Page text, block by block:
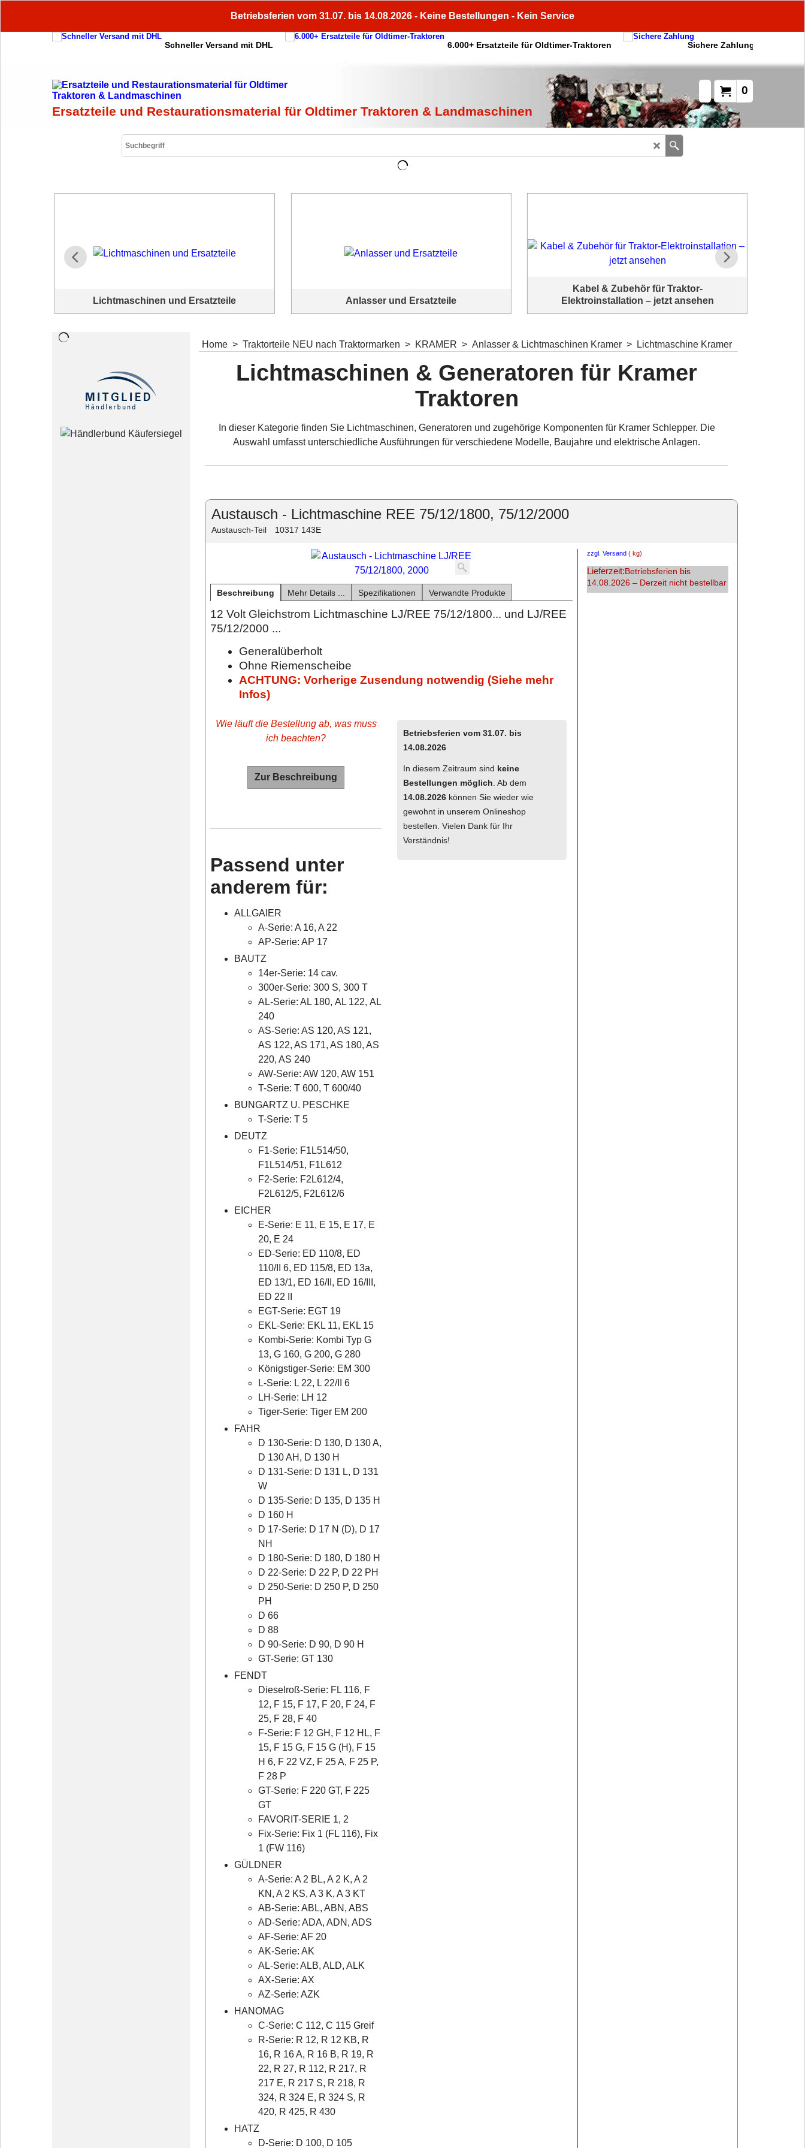
Betriebsferien vom 31.07. bis 14.08.2026 - Keine Bestellungen - Kein Service
Schneller Versand mit DHL 6.000+ Ersatzteile für Oldtimer-Traktoren Sichere Zahlung
0
Ersatzteile und Restaurationsmaterial für Oldtimer Traktoren & Landmaschinen
Lichtmaschinen und Ersatzteile Anlasser und Ersatzteile
Kabel & Zubehör für Traktor-
Elektroinstallation – jetzt ansehen
Home > Traktorteile NEU nach Traktormarken > KRAMER > Anlasser & Lichtmaschinen Kramer > Lichtmaschine Kramer
Lichtmaschinen & Generatoren für Kramer
Traktoren
In dieser Kategorie finden Sie Lichtmaschinen, Generatoren und zugehörige Komponenten für Kramer Schlepper. Die
Auswahl umfasst unterschiedliche Ausführungen für verschiedene Modelle, Baujahre und elektrische Anlagen.
Austausch - Lichtmaschine REE 75/12/1800, 75/12/2000
Austausch-Teil 10317 143E
zzgl. Versand kg
Lieferzeit: Betriebsferien bis
14.08.2026 – Derzeit nicht bestellbar
Beschreibung Mehr Details ... Spezifikationen Verwandte Produkte
12 Volt Gleichstrom Lichtmaschine LJ/REE 75/12/1800... und LJ/REE
75/12/2000 ...
Generalüberholt
Ohne Riemenscheibe
ACHTUNG: Vorherige Zusendung notwendig (Siehe mehr
Infos)
Betriebsferien vom 31.07. bis
14.08.2026
In diesem Zeitraum sind keine
Bestellungen möglich . Ab dem
14.08.2026 können Sie wieder wie
gewohnt in unserem Onlineshop
bestellen. Vielen Dank für Ihr
Verständnis!
Wie läuft die Bestellung ab, was muss
ich beachten?
Zur Beschreibung
Passend unter
anderem für:
ALLGAIER
A-Serie: A 16, A 22
AP-Serie: AP 17
BAUTZ
14er-Serie: 14 cav.
300er-Serie: 300 S, 300 T
AL-Serie: AL 180, AL 122, AL
240
AS-Serie: AS 120, AS 121,
AS 122, AS 171, AS 180, AS
220, AS 240
AW-Serie: AW 120, AW 151
T-Serie: T 600, T 600/40
BUNGARTZ U. PESCHKE
T-Serie: T 5
DEUTZ
F1-Serie: F1L514/50,
F1L514/51, F1L612
F2-Serie: F2L612/4,
F2L612/5, F2L612/6
EICHER
E-Serie: E 11, E 15, E 17, E
20, E 24
ED-Serie: ED 110/8, ED
110/II 6, ED 115/8, ED 13a,
ED 13/1, ED 16/II, ED 16/III,
ED 22 II
EGT-Serie: EGT 19
EKL-Serie: EKL 11, EKL 15
Kombi-Serie: Kombi Typ G
13, G 160, G 200, G 280
Königstiger-Serie: EM 300
L-Serie: L 22, L 22/II 6
LH-Serie: LH 12
Tiger-Serie: Tiger EM 200
FAHR
D 130-Serie: D 130, D 130 A,
D 130 AH, D 130 H
D 131-Serie: D 131 L, D 131
W
D 135-Serie: D 135, D 135 H
D 160 H
D 17-Serie: D 17 N (D), D 17
NH
D 180-Serie: D 180, D 180 H
D 22-Serie: D 22 P, D 22 PH
D 250-Serie: D 250 P, D 250
PH
D 66
D 88
D 90-Serie: D 90, D 90 H
GT-Serie: GT 130
FENDT
Dieselroß-Serie: FL 116, F
12, F 15, F 17, F 20, F 24, F
25, F 28, F 40
F-Serie: F 12 GH, F 12 HL, F
15, F 15 G, F 15 G (H), F 15
H 6, F 22 VZ, F 25 A, F 25 P,
F 28 P
GT-Serie: F 220 GT, F 225
GT
FAVORIT-SERIE 1, 2
Fix-Serie: Fix 1 (FL 116), Fix
1 (FW 116)
GÜLDNER
A-Serie: A 2 BL, A 2 K, A 2
KN, A 2 KS, A 3 K, A 3 KT
AB-Serie: ABL, ABN, ABS
AD-Serie: ADA, ADN, ADS
AF-Serie: AF 20
AK-Serie: AK
AL-Serie: ALB, ALD, ALK
AX-Serie: AX
AZ-Serie: AZK
HANOMAG
C-Serie: C 112, C 115 Greif
R-Serie: R 12, R 12 KB, R
16, R 16 A, R 16 B, R 19, R
22, R 27, R 112, R 217, R
217 E, R 217 S, R 218, R
324, R 324 E, R 324 S, R
420, R 425, R 430
HATZ
D-Serie: D 100, D 105